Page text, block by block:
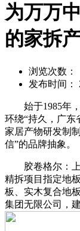
为万万
的家拆
浏览次数：
发布时间：
始于1985年，
环绕“持久，广东
家居产物研发制
信”的品牌抽象。
胶卷格尔‌：上
精拆项目指定地
板、实木复合地
集团无限公司，